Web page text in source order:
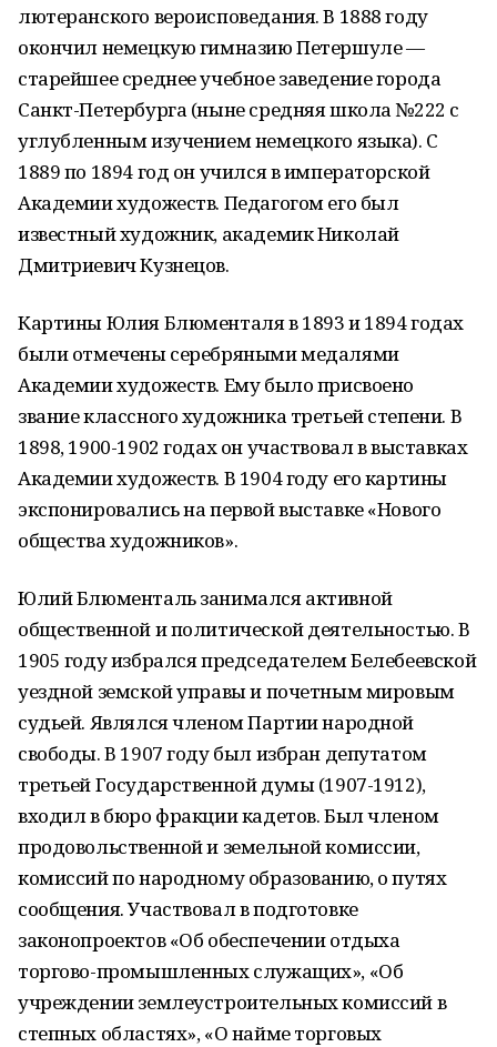
лютеранского вероисповедания. В 1888 году
окончил немецкую гимназию Петершуле —
старейшее среднее учебное заведение города
Санкт-Петербурга (ныне средняя школа №222 с
углубленным изучением немецкого языка). С
1889 по 1894 год он учился в императорской
Академии художеств. Педагогом его был
известный художник, академик Николай
Дмитриевич Кузнецов.
Картины Юлия Блюменталя в 1893 и 1894 годах
были отмечены серебряными медалями
Академии художеств. Ему было присвоено
звание классного художника третьей степени. В
1898, 1900-1902 годах он участвовал в выставках
Академии художеств. В 1904 году его картины
экспонировались на первой выставке «Нового
общества художников».
Юлий Блюменталь занимался активной
общественной и политической деятельностью. В
1905 году избрался председателем Белебеевской
уездной земской управы и почетным мировым
судьей. Являлся членом Партии народной
свободы. В 1907 году был избран депутатом
третьей Государственной думы (1907-1912),
входил в бюро фракции кадетов. Был членом
продовольственной и земельной комиссии,
комиссий по народному образованию, о путях
сообщения. Участвовал в подготовке
законопроектов «Об обеспечении отдыха
торгово-промышленных служащих», «Об
учреждении землеустроительных комиссий в
степных областях», «О найме торговых